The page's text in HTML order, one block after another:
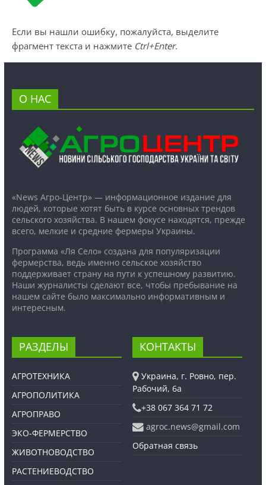
Если вы нашли ошибку, пожалуйста, выделите
фрагмент текста и нажмите Ctrl+Enter.
О НАС
«News Агро-Центр» — информационное издание для
людей, которые хотят быть в курсе основных трендов
сельского хозяйства. В нашем фокусе находятся, прежде
всего, мелкие и средние фермеры Украины.
Программа «Ля Село» создана для популяризации
фермерства, ведь именно сельское хозяйство
поддерживает страну на пути к успешному развитию.
Наши журналисты сделают все, чтобы пребывание на
нашем сайте было максимально информативным и
интересным.
РАЗДЕЛЫ
АГРОТЕХНИКА
АГРОПОЛИТИКА
АГРОПРАВО
ЭКО-ФЕРМЕРСТВО
ЖИВОТНОВОДСТВО
РАСТЕНИЕВОДСТВО
КОНТАКТЫ
Украина, г. Ровно, пер.
Рабочий, 6а
+38 067 364 71 72
agroc.news@gmail.com
Обратная связь